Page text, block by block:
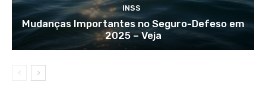
INSS
Mudanças Importantes no Seguro-Defeso em
2025 – Veja